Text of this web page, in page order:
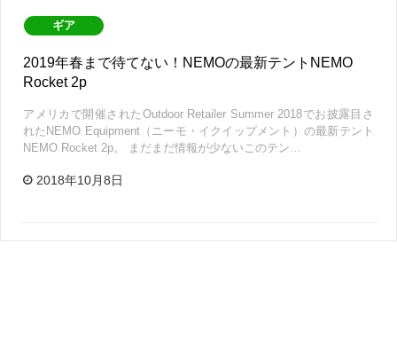
ギア
2019年春まで待てない！NEMOの最新テントNEMO
Rocket 2p
アメリカで開催されたOutdoor Retailer Summer 2018でお披露目さ
れたNEMO Equipment（ニーモ・イクイップメント）の最新テント
NEMO Rocket 2p。 まだまだ情報が少ないこのテン…
2018年10月8日